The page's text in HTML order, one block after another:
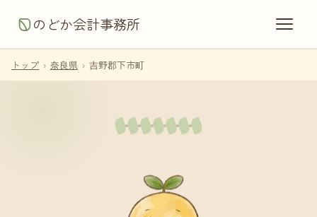
のどか会計事務所
トップ › 奈良県 › 吉野郡下市町